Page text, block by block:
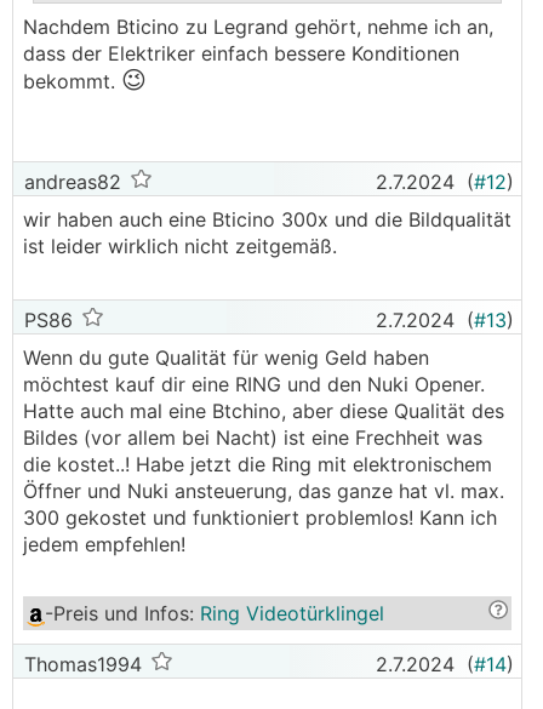
..
Nachdem Bticino zu Legrand gehört, nehme ich an,
dass der Elektriker einfach bessere Konditionen
bekommt. 😉
andreas82 2.7.2024 (#12)
wir haben auch eine Bticino 300x und die Bildqualität
ist leider wirklich nicht zeitgemäß.
PS86 2.7.2024 (#13)
Wenn du gute Qualität für wenig Geld haben
möchtest kauf dir eine RING und den Nuki Opener.
Hatte auch mal eine Btchino, aber diese Qualität des
Bildes (vor allem bei Nacht) ist eine Frechheit was
die kostet..! Habe jetzt die Ring mit elektronischem
Öffner und Nuki ansteuerung, das ganze hat vl. max.
300 gekostet und funktioniert problemlos! Kann ich
jedem empfehlen!
-Preis und Infos: Ring Videotürklingel
Thomas1994 2.7.2024 (#14)